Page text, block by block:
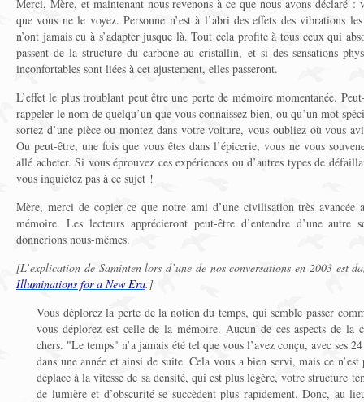
Merci, Mère, et maintenant nous revenons à ce que nous avons déclaré :
que vous ne le voyez. Personne n’est à l’abri des effets des vibrations
n’ont jamais eu à s’adapter jusque là. Tout cela profite à tous ceux qui
passent de la structure du carbone au cristallin, et si des sensations
inconfortables sont liées à cet ajustement, elles passeront.
L’effet le plus troublant peut être une perte de mémoire momentanée.
rappeler le nom de quelqu’un que vous connaissez bien, ou qu’un mot
sortez d’une pièce ou montez dans votre voiture, vous oubliez où vous
Ou peut-être, une fois que vous êtes dans l’épicerie, vous ne vous
allé acheter. Si vous éprouvez ces expériences ou d’autres types de
vous inquiétez pas à ce sujet !
Mère, merci de copier ce que notre ami d’une civilisation très avancée
mémoire. Les lecteurs apprécieront peut-être d’entendre d’une autre
donnerions nous-mêmes.
[L’explication de Saminten lors d’une de nos conversations en 2003 est
Illuminations for a New Era.]
Vous déplorez la perte de la notion du temps, qui semble passer
vous déplorez est celle de la mémoire. Aucun de ces aspects de la
chers. "Le temps" n’a jamais été tel que vous l’avez conçu, avec ses
dans une année et ainsi de suite. Cela vous a bien servi, mais ce
déplace à la vitesse de sa densité, qui est plus légère, votre structure
de lumière et d’obscurité se succèdent plus rapidement. Donc, au